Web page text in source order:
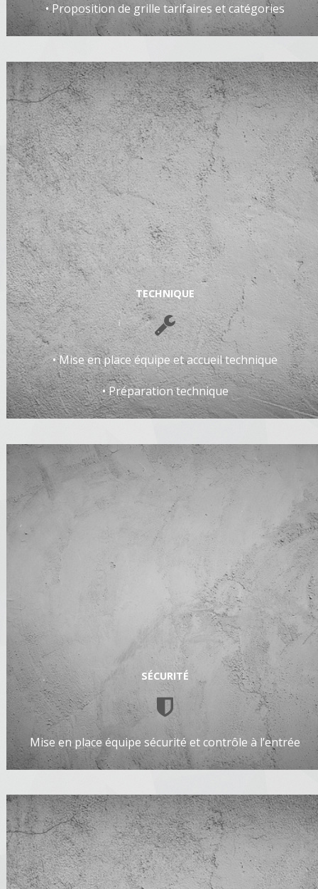
• Proposition de grille tarifaires et catégories
TECHNIQUE
• Mise en place équipe et accueil technique
• Préparation technique
SÉCURITÉ
Mise en place équipe sécurité et contrôle à l’entrée